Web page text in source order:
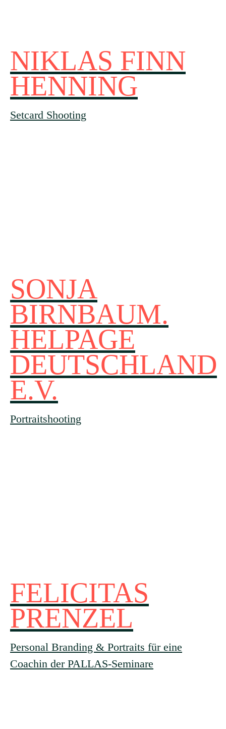
NIKLAS FINN
HENNING
Setcard Shooting
SONJA
BIRNBAUM.
HELPAGE
DEUTSCHLAND
E.V.
Portraitshooting
FELICITAS
PRENZEL
Personal Branding & Portraits für eine
Coachin der PALLAS-Seminare